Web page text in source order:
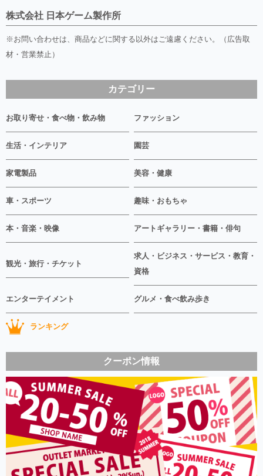
株式会社 日本ゲーム製作所
※お問い合わせは、商品などに関する以外はご遠慮ください。（広告取
材・営業禁止）
カテゴリー
お取り寄せ・食べ物・飲み物 ファッション
生活・インテリア 園芸
家電製品 美容・健康
車・スポーツ 趣味・おもちゃ
本・音楽・映像 アートギャラリー・書籍・俳句
観光・旅行・チケット
求人・ビジネス・サービス・教育・
資格
エンターテイメント グルメ・食べ飲み歩き
ランキング
クーポン情報